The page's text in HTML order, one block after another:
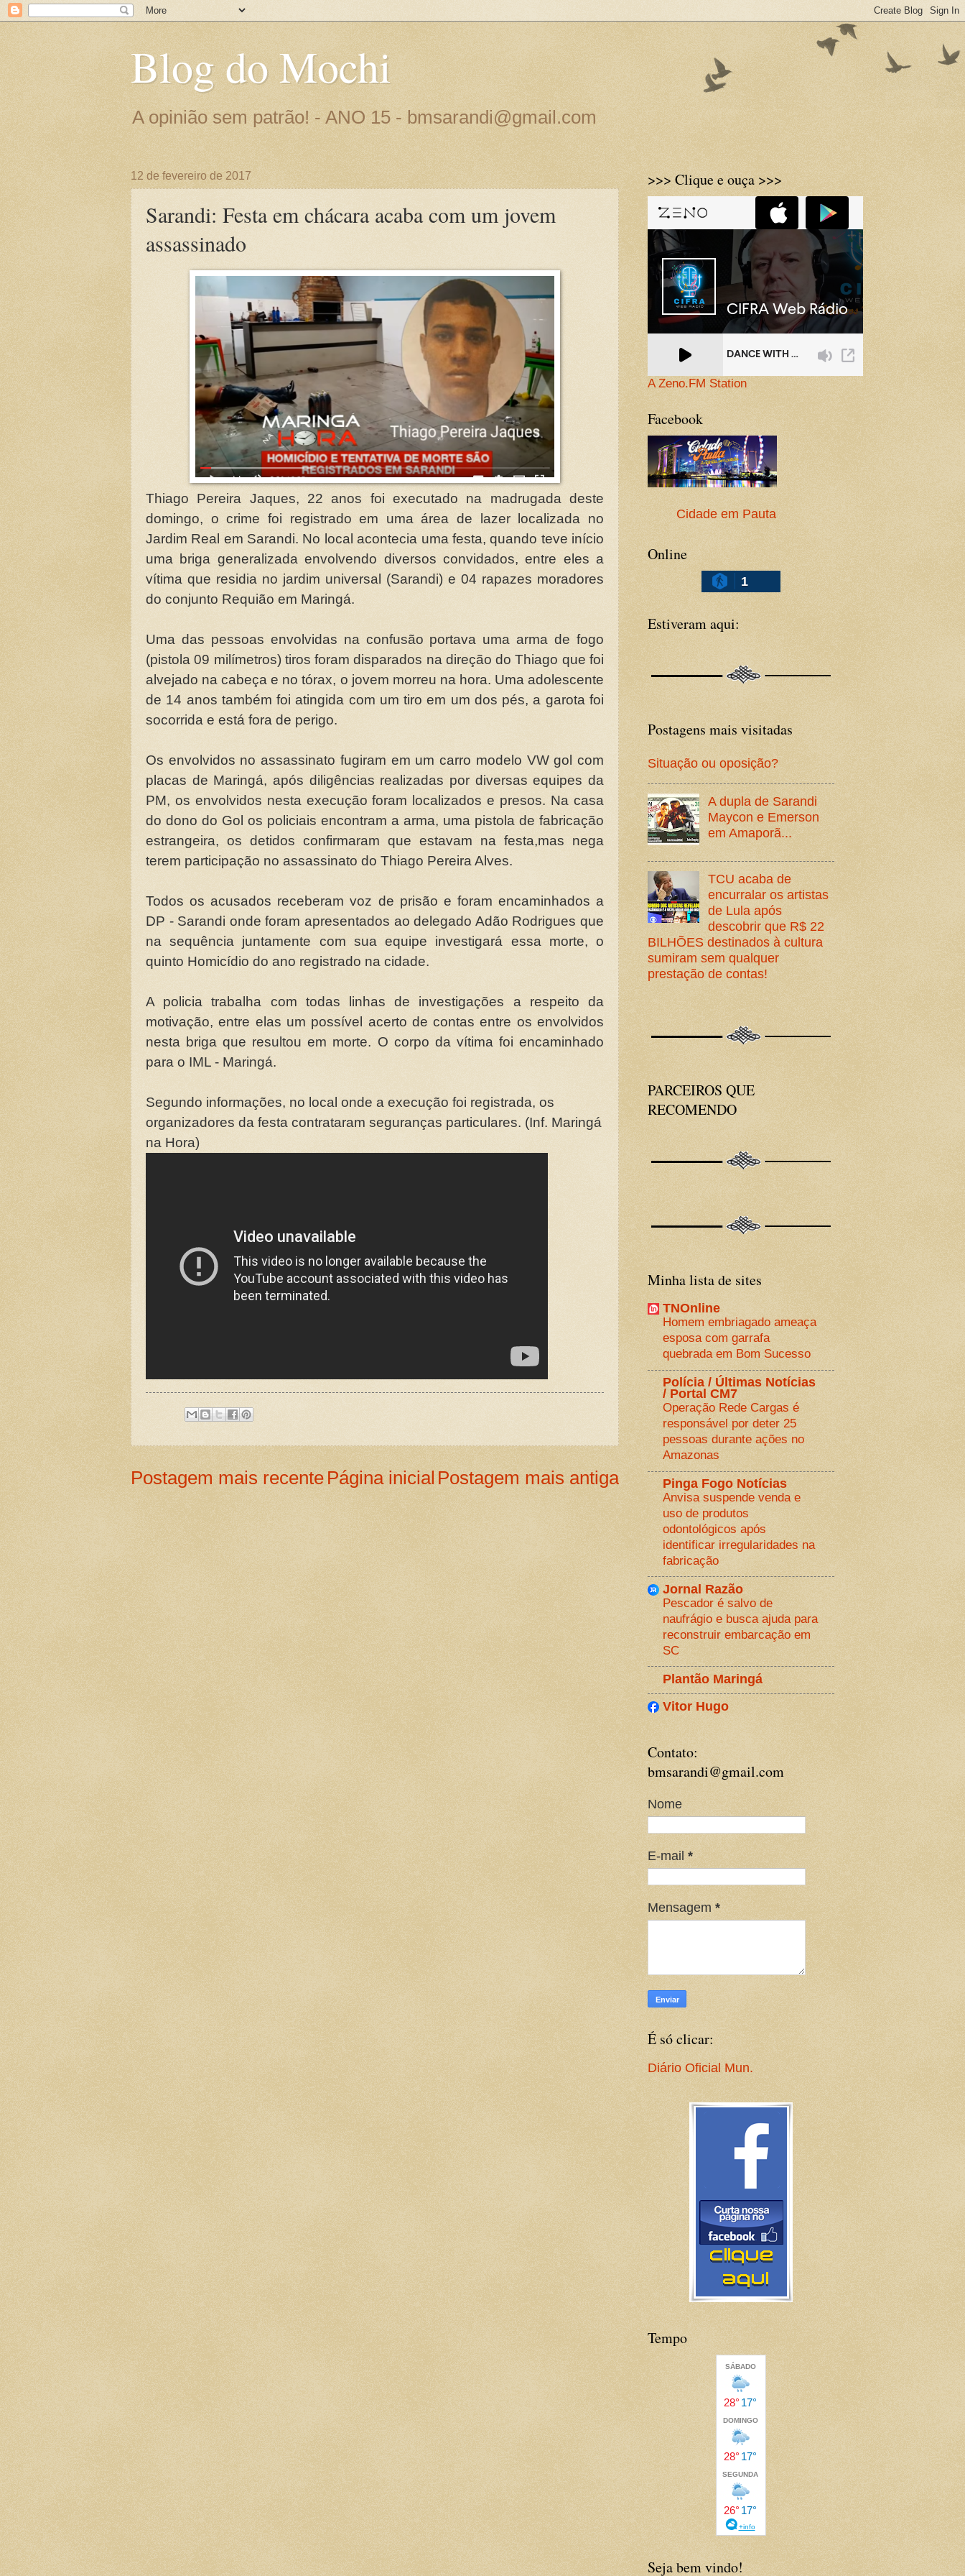
Blog do Mochi
A opinião sem patrão! - ANO 15 - bmsarandi@gmail.com
12 de fevereiro de 2017
Sarandi: Festa em chácara acaba com um jovem
assassinado
Thiago Pereira Jaques, 22 anos foi executado na madrugada deste
domingo, o crime foi registrado em uma área de lazer localizada no
Jardim Real em Sarandi. No local acontecia uma festa, quando teve início
uma briga generalizada envolvendo diversos convidados, entre eles a
vítima que residia no jardim universal (Sarandi) e 04 rapazes moradores
do conjunto Requião em Maringá.
Uma das pessoas envolvidas na confusão portava uma arma de fogo
(pistola 09 milímetros) tiros foram disparados na direção do Thiago que foi
alvejado na cabeça e no tórax, o jovem morreu na hora. Uma adolescente
de 14 anos também foi atingida com um tiro em um dos pés, a garota foi
socorrida e está fora de perigo.
Os envolvidos no assassinato fugiram em um carro modelo VW gol com
placas de Maringá, após diligências realizadas por diversas equipes da
PM, os envolvidos nesta execução foram localizados e presos. Na casa
do dono do Gol os policiais encontram a arma, uma pistola de fabricação
estrangeira, os detidos confirmaram que estavam na festa,mas nega
terem participação no assassinato do Thiago Pereira Alves.
Todos os acusados receberam voz de prisão e foram encaminhados a
DP - Sarandi onde foram apresentados ao delegado Adão Rodrigues que
na sequência juntamente com sua equipe investigará essa morte, o
quinto Homicídio do ano registrado na cidade.
A policia trabalha com todas linhas de investigações a respeito da
motivação, entre elas um possível acerto de contas entre os envolvidos
nesta briga que resultou em morte. O corpo da vítima foi encaminhado
para o IML - Maringá.
Segundo informações, no local onde a execução foi registrada, os
organizadores da festa contrataram seguranças particulares. (Inf. Maringá
na Hora)
Postagem mais recente Postagem mais antiga
Página inicial
>>> Clique e ouça >>>
A Zeno.FM Station
Facebook
Cidade em Pauta
Online
1
Estiveram aqui:
Postagens mais visitadas
Situação ou oposição?
A dupla de Sarandi
Maycon e Emerson
em Amaporã...
TCU acaba de
encurralar os artistas
de Lula após
descobrir que R$ 22
BILHÕES destinados à cultura
sumiram sem qualquer
prestação de contas!
PARCEIROS QUE
RECOMENDO
Minha lista de sites
TNOnline
Homem embriagado ameaça
esposa com garrafa
quebrada em Bom Sucesso
Polícia / Últimas Notícias
/ Portal CM7
Operação Rede Cargas é
responsável por deter 25
pessoas durante ações no
Amazonas
Pinga Fogo Notícias
Anvisa suspende venda e
uso de produtos
odontológicos após
identificar irregularidades na
fabricação
Jornal Razão
Pescador é salvo de
naufrágio e busca ajuda para
reconstruir embarcação em
SC
Plantão Maringá
Vitor Hugo
Contato:
bmsarandi@gmail.com
Nome
E-mail *
Mensagem *
É só clicar:
Diário Oficial Mun.
Tempo
Seja bem vindo!